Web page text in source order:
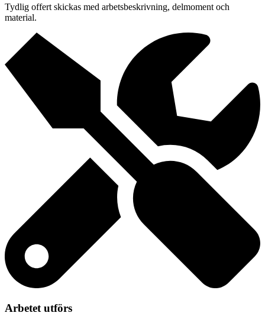
Tydlig offert skickas med arbetsbeskrivning, delmoment och
material.
Arbetet utförs